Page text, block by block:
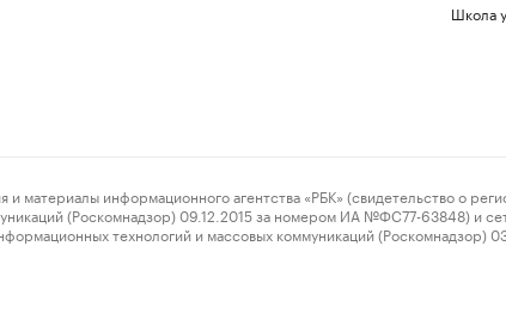
Школа
информационного агентства «РБК» (свидетельство о
(Роскомнадзор) 09.12.2015 за номером ИА №ФС77-63848) и
технологий и массовых коммуникаций